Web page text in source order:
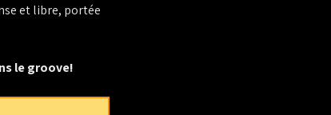
et libre, portée
le groove!